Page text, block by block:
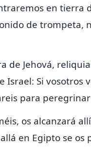
en tierra
de trompeta,
de Jehová,
Israel: Si vosotros
para
os alcanzará
en Egipto se os